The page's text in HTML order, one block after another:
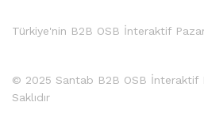
© 2025 Santab B2B OSB İnteraktif
Saklıdır
Türkiye'nin B2B OSB İnteraktif